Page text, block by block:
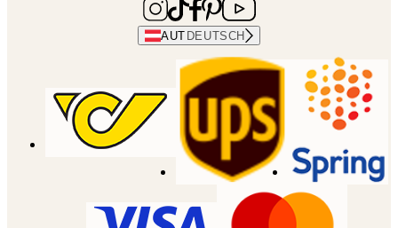
AUT DEUTSCH